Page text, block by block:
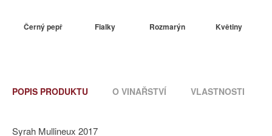
Černý pepř Fialky Rozmarýn Květiny
POPIS PRODUKTU O VINAŘSTVÍ VLASTNOSTI
Syrah Mullineux 2017